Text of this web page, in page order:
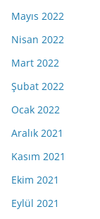
Mayıs 2022
Nisan 2022
Mart 2022
Şubat 2022
Ocak 2022
Aralık 2021
Kasım 2021
Ekim 2021
Eylül 2021